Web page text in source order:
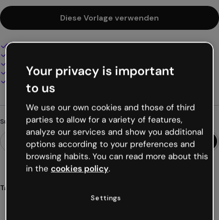
Diese Vorlage verwenden
Interaktives und animiertes Design
Online präsentieren, teilen oder veröffentlichen
Als PDF, MP4 und andere Formate herunterladen
Suchst du etwas anderes?
Tags
Herausforderungen
Your privacy is important
to us
We use our own cookies and those of third
parties to allow for a variety of features,
analyze our services and show you additional
options according to your preferences and
browsing habits. You can read more about this
in the cookies policy.
Settings